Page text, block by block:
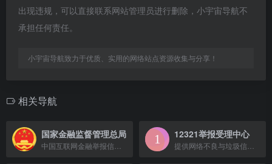
出现违规，可以直接联系网站管理员进行删除，小宇宙导航不
承担任何责任。
小宇宙导航致力于优质、实用的网络站点资源收集与分享！
相关导航
国家金融监督管理总局 12321举报受理中心